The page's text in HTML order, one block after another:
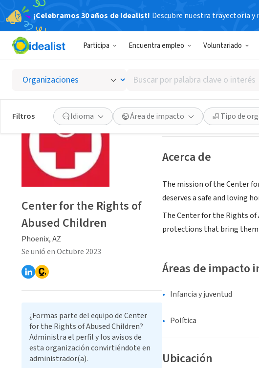
¡Celebramos 30 años de Idealist! Descubre nuestra trayectoria
Participa Encuentra empleo Voluntariado
Buscar
por
palabra
clave
o
interés
Filtros Idioma Área de impacto Tipo de
Center for
Phoenix, AZ |
Guardar
Acerca de
The mission of the Center
deserves a safe and loving
The Center for the Rights
protections that bring
Áreas de impacto
Infancia y juventud
Política
Ubicación
Center for the Rights of
Abused Children
Phoenix, AZ
Se unió en Octubre 2023
¿Formas parte del equipo de Center
for the Rights of Abused Children?
Administra el perfil y los avisos de
esta organización convirtiéndote en
administrador(a).